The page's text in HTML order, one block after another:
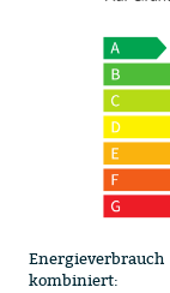
Energieverbrauch
kombiniert: